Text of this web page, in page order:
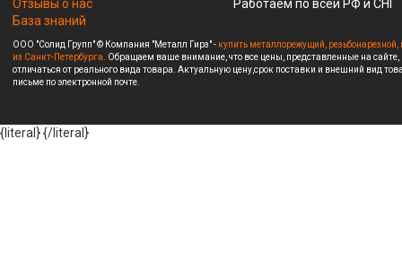
Отзывы о нас
База знаний
Работаем по всей РФ и СНГ
ООО "Солид Групп" © Компания "Металл Гирз" - купить металлорежущий,
из Санкт-Петербурга. Обращаем ваше внимание, что все цены, представленные на
отличаться от реального вида товара. Актуальную цену,срок поставки и внешний вид
письме по электронной почте.
{literal}{/literal}